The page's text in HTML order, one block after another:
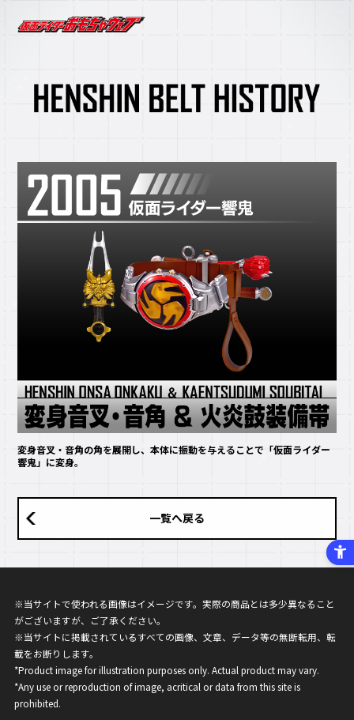
変身音叉・音角の角を展開し、本体に振動を与えることで「仮面ライダー
響鬼」に変身。
一覧へ戻る
※当サイトで使われる画像はイメージです。実際の商品とは多少異なること
がございますが、ご了承ください。
※当サイトに掲載されているすべての画像、文章、データ等の無断転用、転
載をお断りします。
*Product image for illustration purposes only. Actual product may vary.
*Any use or reproduction of image, acritical or data from this site is
prohibited.